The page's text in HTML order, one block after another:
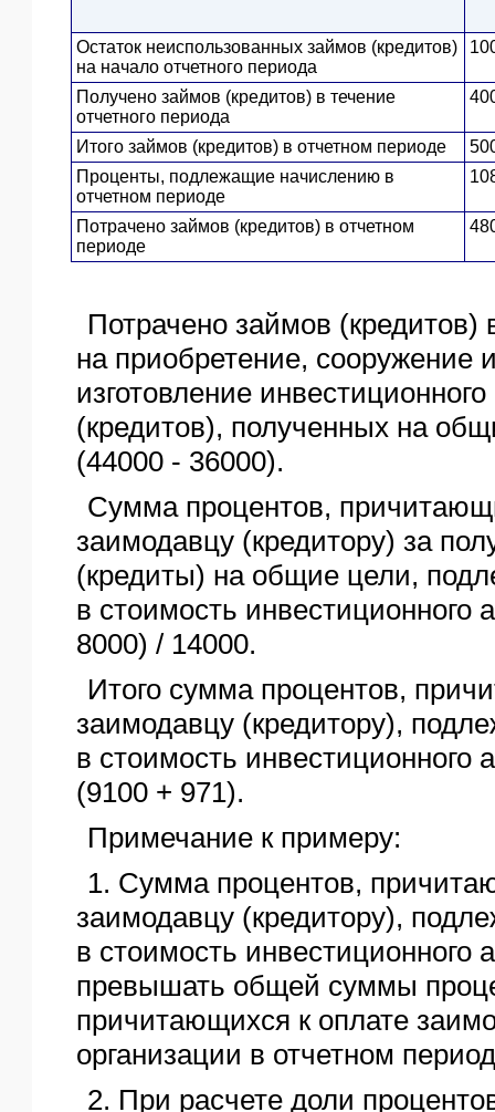
Остаток неиспользованных займов (кредитов)
на начало отчетного периода
Получено займов (кредитов) в течение
отчетного периода
Итого займов (кредитов) в отчетном периоде
Проценты, подлежащие начислению в
отчетном периоде
Потрачено займов (кредитов) в отчетном
периоде
Потрачено займов (кредитов)
на приобретение, сооружение
изготовление
(кредитов), полученных на
(44000 - 36000).
Сумма процентов,
заимодавцу (кредитору) за
(кредиты) на общие цели,
в стоимость инвестиционного
8000) / 14000.
Итого сумма процентов,
заимодавцу (кредитору),
в стоимость инвестиционного
(9100 + 971).
Примечание к примеру:
1. Сумма процентов,
заимодавцу (кредитору),
в стоимость инвестиционного
превышать общей суммы
причитающихся к оплате
организации в отчетном
2. При расчете доли